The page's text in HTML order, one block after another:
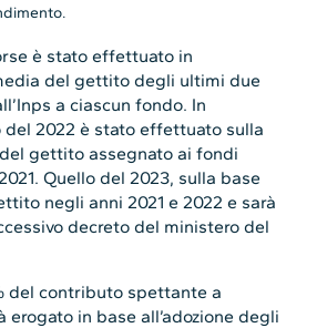
è stato effettuato in
del gettito degli ultimi due
a ciascun fondo. In
2022 è stato effettuato sulla
gettito assegnato ai fondi
Quello del 2023, sulla base
negli anni 2021 e 2022 e sarà
decreto del ministero del
del contributo spettante a
erogato in base all’adozione degli